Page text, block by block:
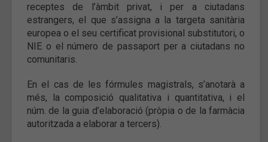
receptes de l’àmbit privat, i per a ciutadans
estrangers, el que s’assigna a la targeta sanitària
europea o el seu certificat provisional substitutori, o
NIE o el número de passaport per a ciutadans no
comunitaris.
En el cas de les fórmules magistrals, s’anotarà a
més, la composició qualitativa i quantitativa, i el
núm. de la guia d’elaboració (pròpia o de la farmàcia
autoritzada a elaborar a tercers).